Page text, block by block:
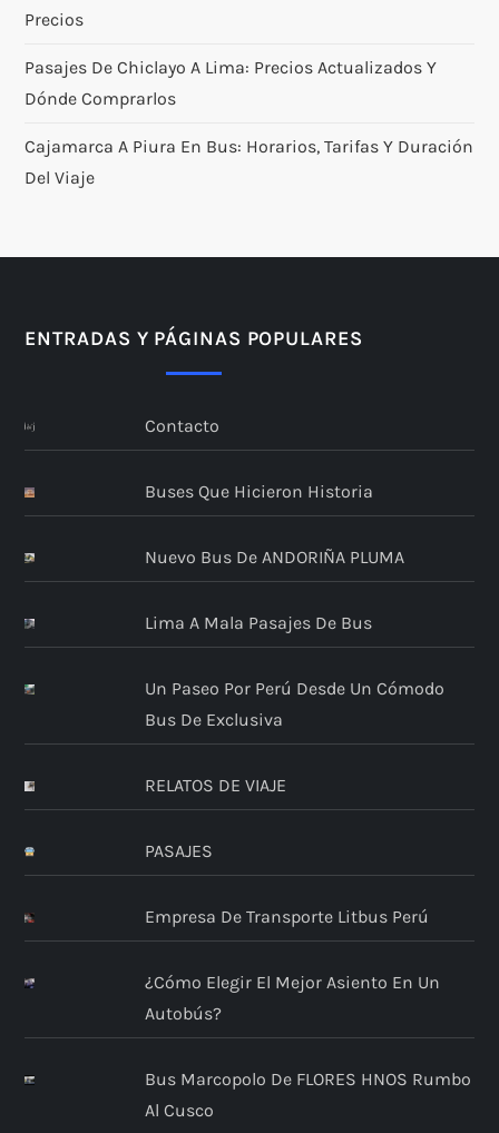
Precios
Pasajes De Chiclayo A Lima: Precios Actualizados Y
Dónde Comprarlos
Cajamarca A Piura En Bus: Horarios, Tarifas Y Duración
Del Viaje
ENTRADAS Y PÁGINAS POPULARES
Contacto
Buses Que Hicieron Historia
Nuevo Bus De ANDORIÑA PLUMA
Lima A Mala Pasajes De Bus
Un Paseo Por Perú Desde Un Cómodo
Bus De Exclusiva
RELATOS DE VIAJE
PASAJES
Empresa De Transporte Litbus Perú
¿Cómo Elegir El Mejor Asiento En Un
Autobús?
Bus Marcopolo De FLORES HNOS Rumbo
Al Cusco